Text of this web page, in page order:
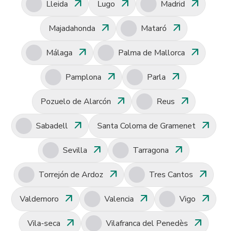
Lleida arrow_outward Lugo arrow_outward Madrid arrow_outward
Majadahonda arrow_outward Mataró arrow_outward
Málaga arrow_outward Palma de Mallorca arrow_outward
Pamplona arrow_outward Parla arrow_outward
Pozuelo de Alarcón arrow_outward Reus arrow_outward
Sabadell arrow_outward Santa Coloma de Gramenet arrow_outward
Sevilla arrow_outward Tarragona arrow_outward
Torrejón de Ardoz arrow_outward Tres Cantos arrow_outward
Valdemoro arrow_outward Valencia arrow_outward Vigo arrow_outward
Vila-seca arrow_outward Vilafranca del Penedès arrow_outward